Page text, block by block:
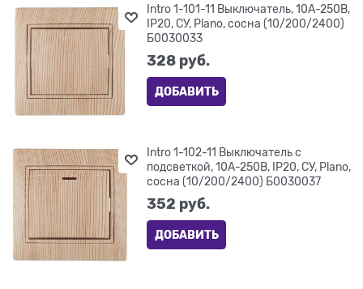
Intro 1-101-11 Выключатель, 10А-250В,
IP20, СУ, Plano, сосна (10/200/2400)
Б0030033
328 руб.
ДОБАВИТЬ
Intro 1-102-11 Выключатель с
подсветкой, 10А-250В, IP20, СУ, Plano,
сосна (10/200/2400) Б0030037
352 руб.
ДОБАВИТЬ